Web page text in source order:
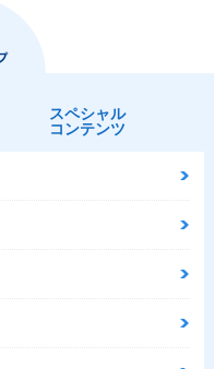
スペシャル
コンテンツ